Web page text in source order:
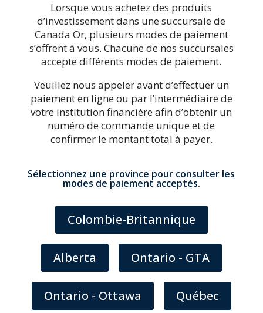
Lorsque vous achetez des produits
d’investissement dans une succursale de
Canada Or, plusieurs modes de paiement
s’offrent à vous. Chacune de nos succursales
accepte différents modes de paiement.
Veuillez nous appeler avant d’effectuer un
paiement en ligne ou par l’intermédiaire de
votre institution financière afin d’obtenir un
numéro de commande unique et de
confirmer le montant total à payer.
Sélectionnez une province pour consulter les
modes de paiement acceptés.
Colombie-Britannique
Alberta Ontario - GTA
Ontario - Ottawa Québec